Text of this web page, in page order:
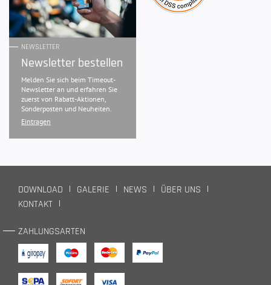
NEWSLETTER
Newsletter bestellen
Melden Sie sich beim Timeout-
Newsletter an und erfahren Sie
zuerst von Rabatt-Aktionen,
Sonderposten und Neuheiten.
Eintragen
DOWNLOAD GALERIE NEWS
ÜBER UNS
KONTAKT
ZAHLUNGSARTEN